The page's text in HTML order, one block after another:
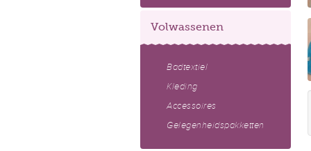
Volwassenen
Badtextiel
Kleding
Accessoires
Gelegenheidspakketten